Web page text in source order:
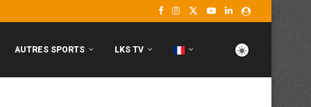
AUTRES SPORTS LKS TV